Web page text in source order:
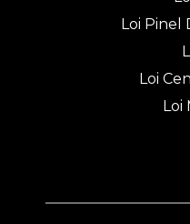
Loi Pinel
Loi
Loi